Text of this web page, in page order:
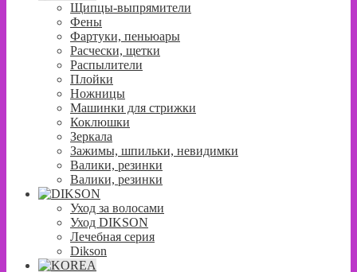
Щипцы-выпрямители
Фены
Фартуки, пеньюары
Расчески, щетки
Распылители
Плойки
Ножницы
Машинки для стрижки
Коклюшки
Зеркала
Зажимы, шпильки, невидимки
Валики, резинки
Валики, резинки
Уход за волосами
Уход DIKSON
Лечебная серия
Dikson